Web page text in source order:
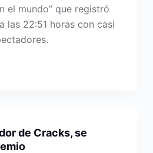
el mundo” que registró
las 22:51 horas con casi
de Cracks, se